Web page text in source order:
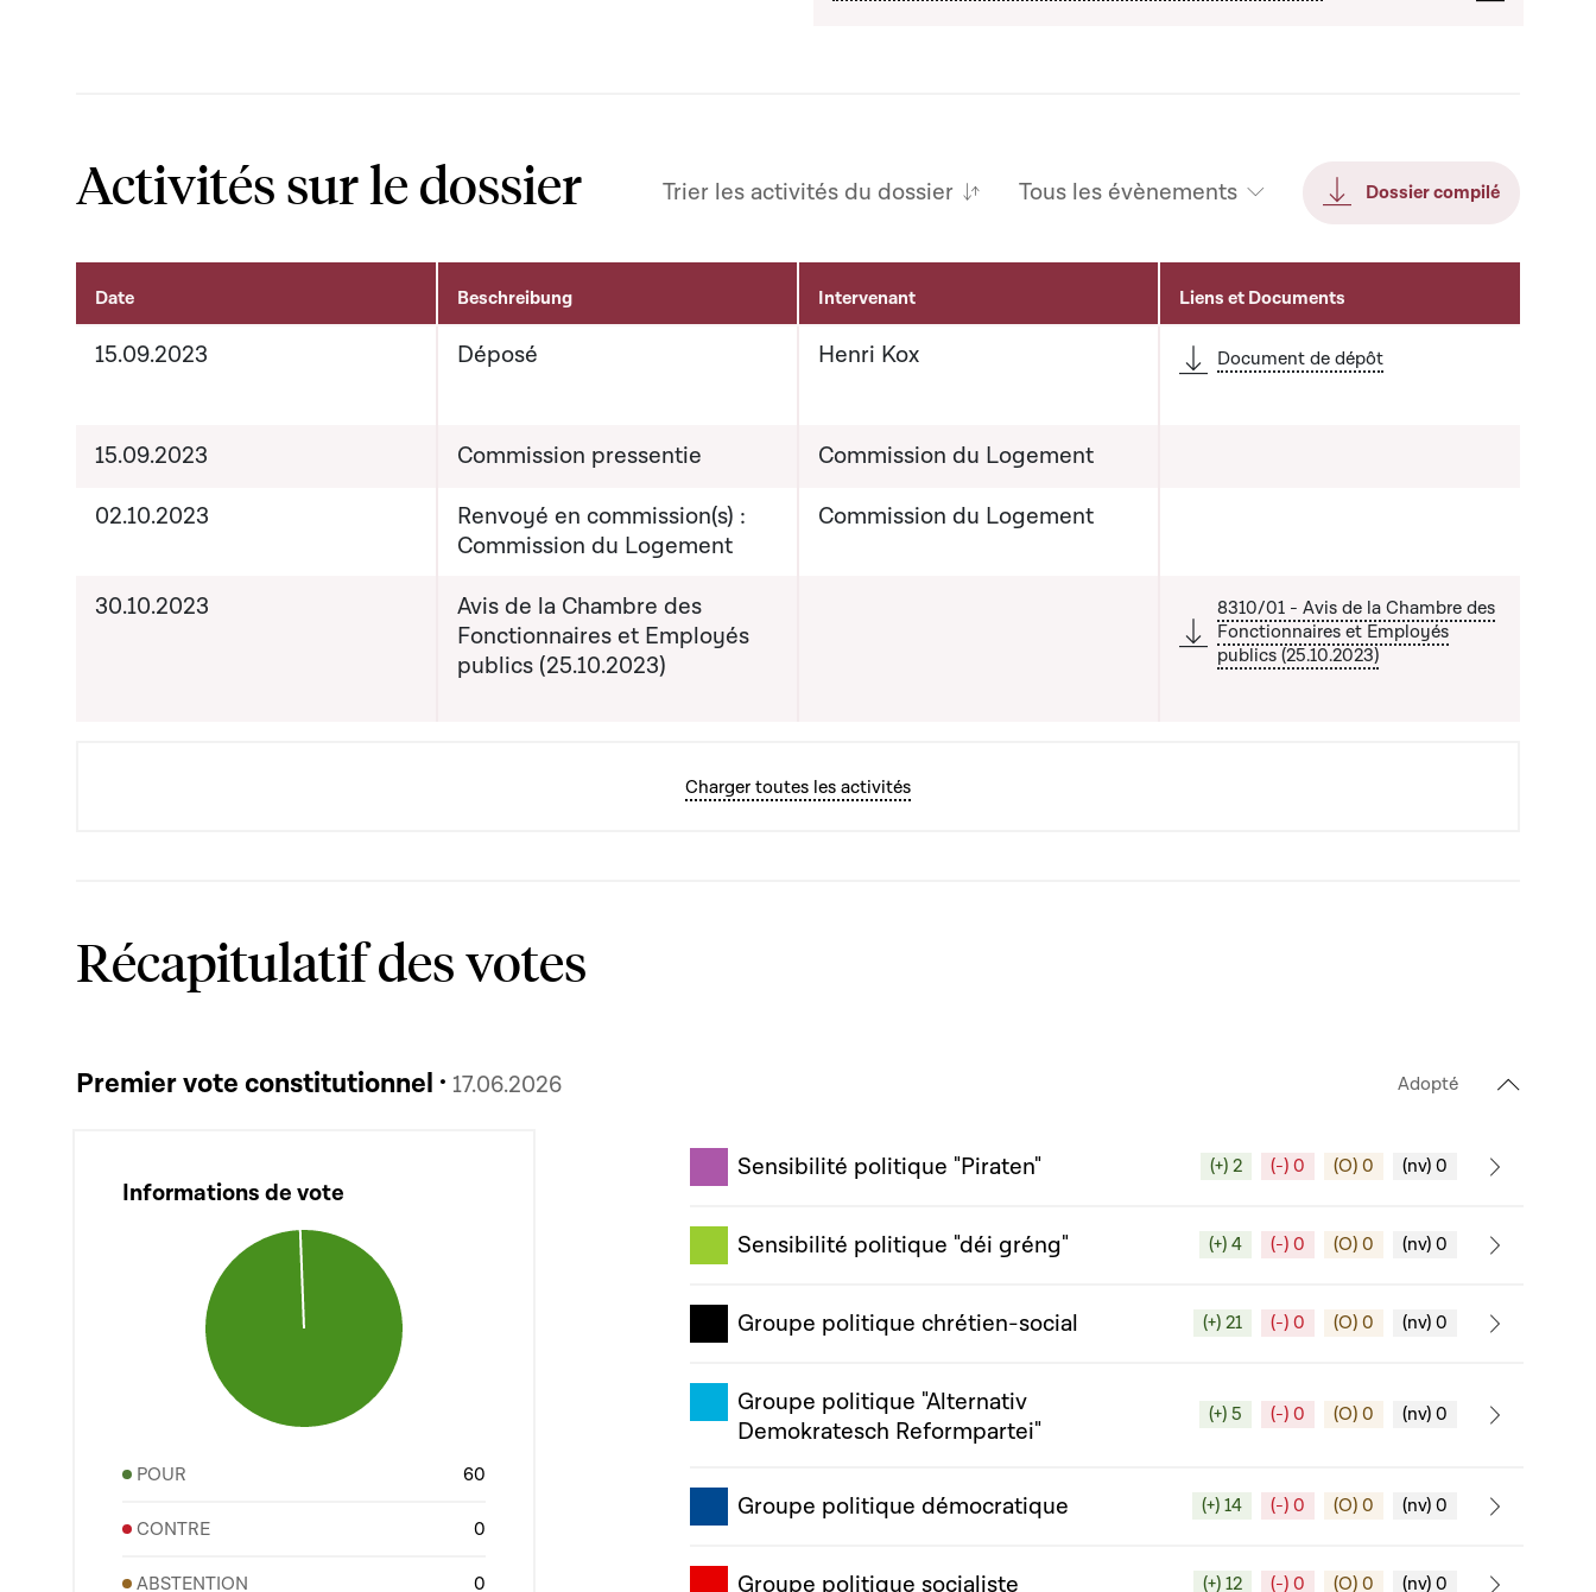
Activités sur le dossier Trier les activités du dossier Tous les évènements Dossier compilé
Activités sur le dossier
Date Beschreibung Intervenant Liens et Documents
15.09.2023 Déposé Henri Kox Document de dépôt
15.09.2023 Commission pressentie
Commission du Logement
02.10.2023
Renvoyé en commission(s) :
Commission du Logement
Commission du Logement
30.10.2023
Avis de la Chambre des
Fonctionnaires et Employés
publics (25.10.2023)
8310/01 - Avis de la Chambre des
Fonctionnaires et Employés
publics (25.10.2023)
Charger toutes les activités
Récapitulatif des votes
Premier vote constitutionnel · 17.06.2026 Adopté
Informations de vote
POUR 60
CONTRE 0
ABSTENTION 0
Sensibilité politique "Piraten" (+) 2 (-) 0 (O) 0 (nv) 0
Sensibilité politique "déi gréng" (+) 4 (-) 0 (O) 0 (nv) 0
Groupe politique chrétien-social (+) 21 (-) 0 (O) 0 (nv) 0
Groupe politique "Alternativ
Demokratesch Reformpartei"
(+) 5 (-) 0 (O) 0 (nv) 0
Groupe politique démocratique (+) 14 (-) 0 (O) 0 (nv) 0
Groupe politique socialiste (+) 12 (-) 0 (O) 0 (nv) 0